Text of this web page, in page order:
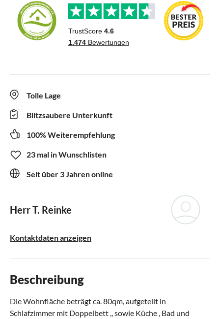
Tolle Lage
Blitzsaubere Unterkunft
100% Weiterempfehlung
23 mal in Wunschlisten
Seit über 3 Jahren online
Herr T. Reinke
Kontaktdaten anzeigen
Beschreibung
Die Wohnfläche beträgt ca. 80qm, aufgeteilt in
Schlafzimmer mit Doppelbett ,, sowie Küche , Bad und